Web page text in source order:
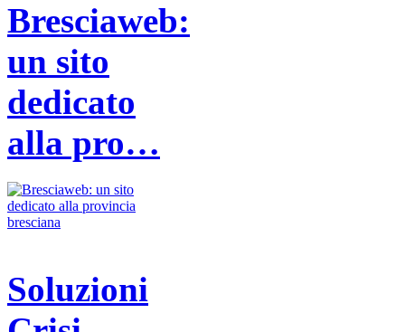
Bresciaweb:
un sito
dedicato
alla pro…
Soluzioni